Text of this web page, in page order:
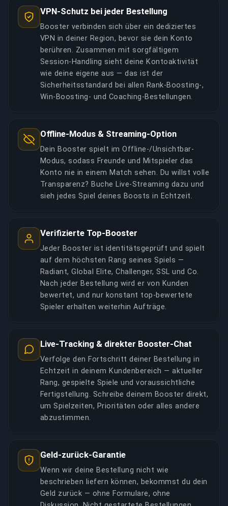
Routen und Kampf-Effizienz optimiert, liefert
Workshop-Progression, während du komplette
Account-Kontrolle während des Services
aufrechterhältst, ohne Credential-Sharing
erforderlich.
LINK KOPIEREN
Workshop-Progression erhöht Account-
Wiederverkaufswert um 40-60% verglichen mit
Accounts mit teilweise aufgewerteten oder
Standard-Level 1 Stationen, macht voll aufgewertete
Accounts höchst gefragt in Sekundärmärkten. Unser
professioneller Workshop-Leveling-Service liefert
sofortigen Zugang zu diesen Endgame-Vorteilen
ohne das umfangreiche 200-300 Stunden Grinding-
LINK KOPIEREN
VPN-Schutz bei jeder Bestellung
Booster verbinden sich über ein dediziertes
VPN in deiner Region, bevor sie dein Konto
berühren. Zusammen mit sorgfältigem
Session-Handling sieht deine Kontoaktivität
wie deine eigene aus — das ist der
Sicherheitsstandard bei allen Rank-Boosting-,
Win-Boosting- und Coaching-Bestellungen.
Offline-Modus & Streaming-Option
Dein Booster spielt im Offline-/Unsichtbar-
Modus, sodass Freunde und Mitspieler das
Konto nie in einem Match sehen. Du willst volle
Transparenz? Buche Live-Streaming dazu und
sieh jedes Spiel deines Boosts in Echtzeit.
Verifizierte Top-Booster
Jeder Booster ist identitätsgeprüft und spielt
auf dem höchsten Rang seines Spiels —
Radiant, Global Elite, Challenger, SSL und Co.
Nach jeder Bestellung wird er von Kunden
bewertet, und nur konstant top-bewertete
Spieler erhalten weiterhin Aufträge.
Live-Tracking & direkter Booster-Chat
Verfolge den Fortschritt deiner Bestellung in
Echtzeit in deinem Kundenbereich — aktueller
Rang, gespielte Spiele und voraussichtliche
Fertigstellung. Schreibe deinem Booster direkt,
um Spielzeiten, Prioritäten oder alles andere
abzustimmen.
Geld-zurück-Garantie
Wenn wir deine Bestellung nicht wie
beschrieben liefern können, bekommst du dein
Geld zurück — ohne Formulare, ohne